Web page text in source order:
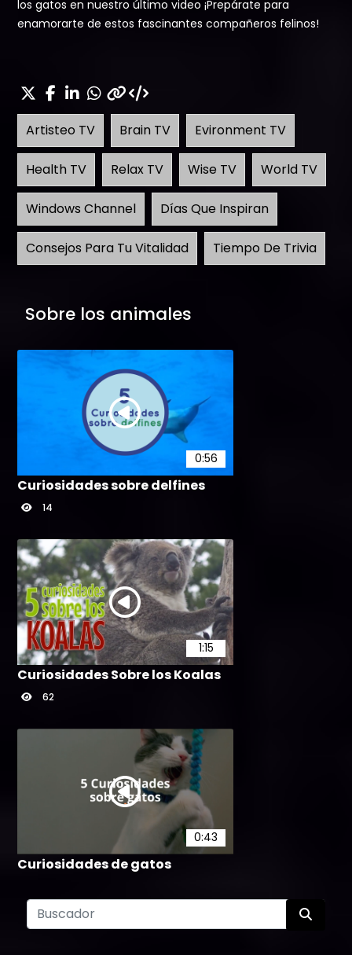
los gatos en nuestro último video ¡Prepárate para
enamorarte de estos fascinantes compañeros felinos!
Artisteo TV Brain TV Evironment TV
Health TV Relax TV Wise TV World TV
Windows Channel Días Que Inspiran
Consejos Para Tu Vitalidad Tiempo De Trivia
Sobre los animales
0:56
Curiosidades sobre delfines
14
1:15
Curiosidades Sobre los Koalas
62
0:43
Curiosidades de gatos